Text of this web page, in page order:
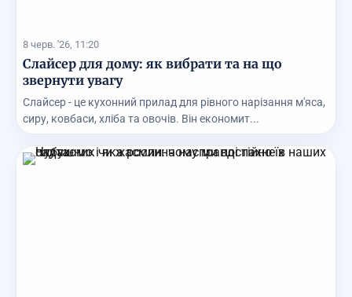
8 черв. '26, 11:20
Слайсер для дому: як вибрати та на що
звернути увагу
Слайсер - це кухонний прилад для рівного нарізання м'яса,
сиру, ковбаси, хліба та овочів. Він економит...